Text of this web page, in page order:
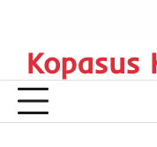
Kopasus